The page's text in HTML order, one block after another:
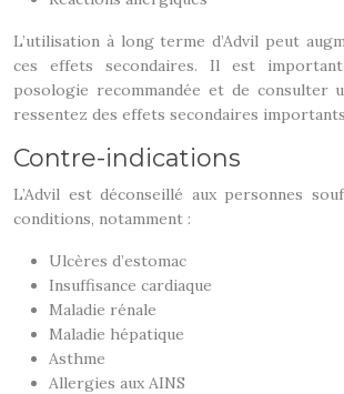
L’utilisation à long terme d’Advil peut
ces effets secondaires. Il est
posologie recommandée et de consulter
ressentez des effets secondaires
Contre-indications
L’Advil est déconseillé aux personnes
conditions, notamment :
Ulcères d’estomac
Insuffisance cardiaque
Maladie rénale
Maladie hépatique
Asthme
Allergies aux AINS